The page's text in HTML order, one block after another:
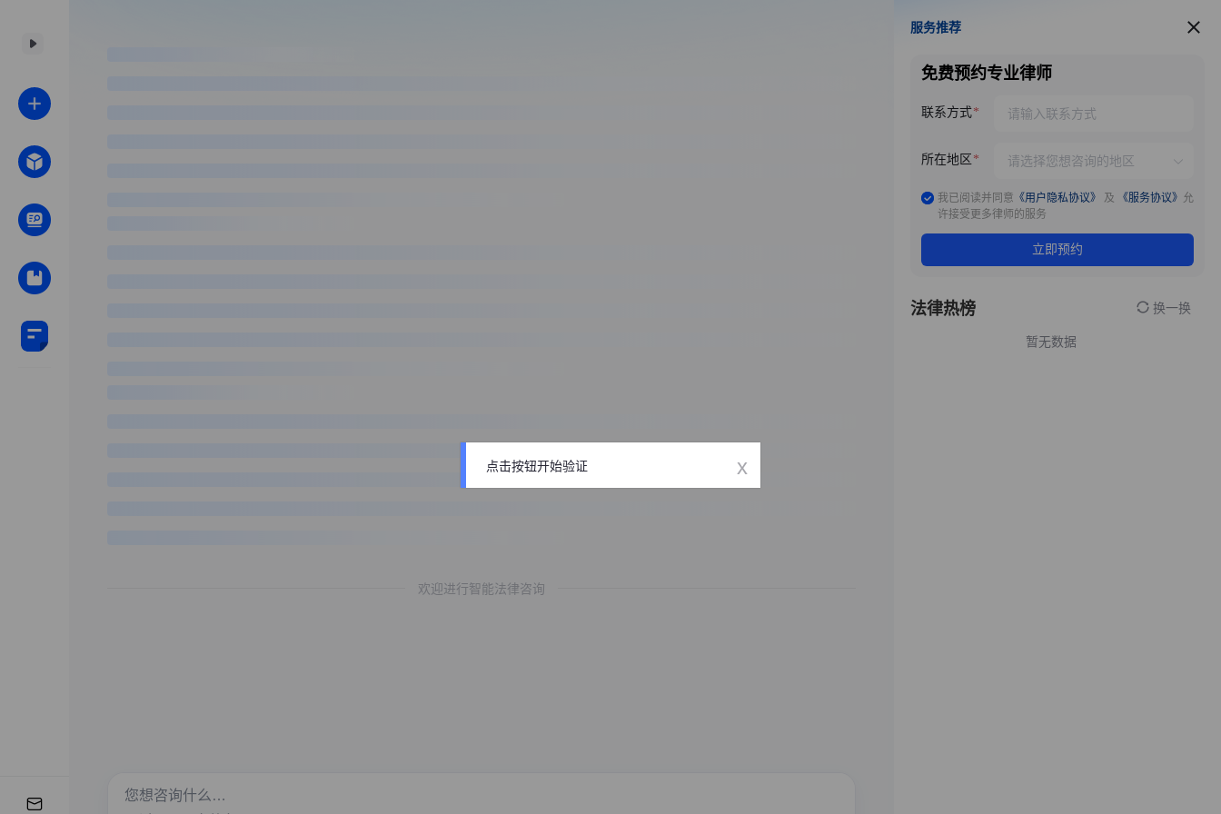
欢迎进行智能法律咨询
服务推荐
服务推荐
免费预约专业律师
联系方式
所在地区
我已阅读并同意 《用户隐私协议》 及 《服务协议》 允
许接受更多律师的服务
立即预约
法律热榜 换一换
暂无数据
点击按钮开始验证 x